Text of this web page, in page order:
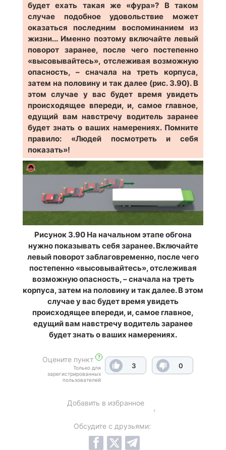
будет ехать такая же «фура»? В таком
случае подобное удовольствие может
оказаться последним воспоминанием из
жизни... Именно поэтому включайте левый
поворот заранее, после чего постепенно
«высовывайтесь», отслеживая возможную
опасность, – сначала на треть корпуса,
затем на половину и так далее (рис. 3.90). В
этом случае у вас будет время увидеть
происходящее впереди, и, самое главное,
едущий вам навстречу водитель заранее
будет знать о ваших намерениях. Помните
правило: «Людей посмотреть и себя
показать»!
Рисунок 3.90 На начальном этапе обгона
нужно показывать себя заранее. Включайте
левый поворот заблаговременно, после чего
постепенно «высовывайтесь», отслеживая
возможную опасность, – сначала на треть
корпуса, затем на половину и так далее. В этом
случае у вас будет время увидеть
происходящее впереди, и, самое главное,
едущий вам навстречу водитель заранее
будет знать о ваших намерениях.
Оцените пункт ?
Только для
зарегистрированных
пользователей
3 0
Добавить в избранное
Обсудите с друзьями: